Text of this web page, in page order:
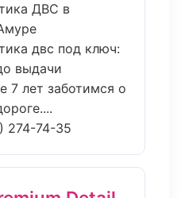
ДВС в
двс под ключ:
выдачи
7 лет заботимся о
274-74-35